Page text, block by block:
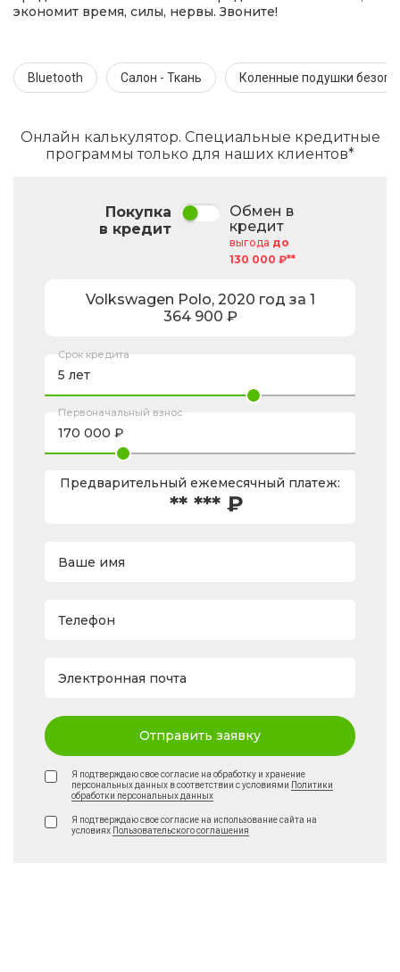
экономит время, силы, нервы. Звоните!
Bluetooth Салон - Ткань Коленные подушки
Онлайн калькулятор. Специальные кредитные
программы только для наших клиентов*
Покупка
в кредит
Обмен в
кредит
выгода до
130 000 ₽**
Volkswagen Polo, 2020 год за 1
364 900 ₽
Срок кредита
Первоначальный взнос
Предварительный ежемесячный платеж:
** *** ₽
Ваше имя
Телефон
Электронная почта
Отправить заявку
Я подтверждаю свое согласие на обработку и хранение
персональных данных в соответствии с условиями Политики
обработки персональных данных
Я подтверждаю свое согласие на использование сайта на
условиях Пользовательского соглашения